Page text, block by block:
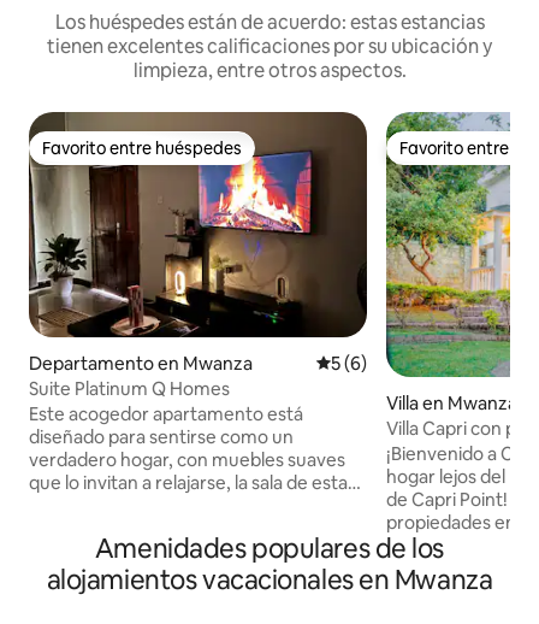
Los huéspedes están de acuerdo: estas estancias
tienen excelentes calificaciones por su ubicación y
limpieza, entre otros aspectos.
Favorito entre huéspedes
Favorito entre huéspedes
Departamento en Mwanza Calificación promedio: 5
5 (6)
Suite Platinum Q Homes
Este acogedor apartamento está
diseñado para sentirse como un
verdadero hogar, con muebles suaves
que lo invitan a relajarse, la sala de estar
tanto para comidas rápidas como para
cocinar tranquilamente, mientras que el
dormitorio ofrece un refugio acogedor
Favorito entre
Favorito entre
Villa en Mwanza
Villa Capri con
vistas al lago
¡Bienvenido a
hogar lejos del
de Capri Point! Una de las únicas
propiedades en
(compartida).🏊 -
Aparcamiento
instalaciones.🚗 -
Amenidades populares de los
alojamientos vacacionales en Mwanza